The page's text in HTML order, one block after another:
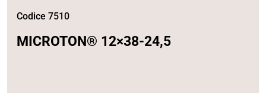
Codice 7510
MICROTON® 12×38-24,5